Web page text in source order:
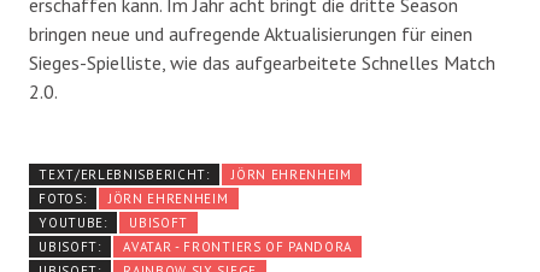
bringen neue und aufregende Aktualisierungen für einen
Sieges-Spielliste, wie das aufgearbeitete Schnelles Match
2.0.
TEXT/ERLEBNISBERICHT:
JÖRN EHRENHEIM
FOTOS:
JÖRN EHRENHEIM
YOUTUBE:
UBISOFT
UBISOFT:
AVATAR - FRONTIERS OF PANDORA